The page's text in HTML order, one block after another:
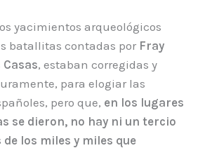
yacimientos arqueológicos
batallitas contadas por Fray
, estaban corregidas y
para elogiar las
pero que, en los lugares
se dieron, no hay ni un tercio
de los miles y miles que